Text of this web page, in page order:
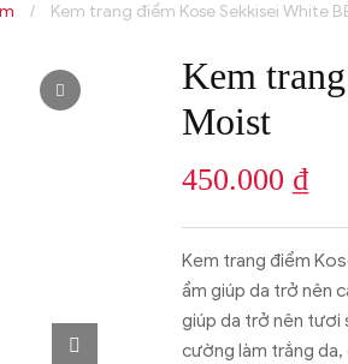
/ Kem trang điểm Kose Sekkisei White
Kem
Moist
450.000 ₫
Kem trang điểm
ẩm giúp da trở nên
giúp da trở nên tươi
cường làm trắng